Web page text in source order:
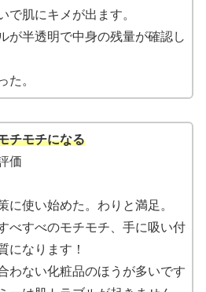
で肌にキメが出ます。
が半透明で中身の残量が確認し
た。
チモチになる
価
に使い始めた。わりと満足。
べすべのモチモチ、手に吸い付
になります！
わない化粧品のほうが多いです